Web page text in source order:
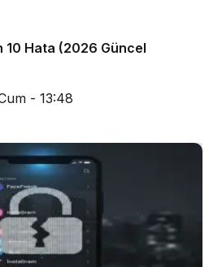
10 Hata (2026 Güncel
- 13:48